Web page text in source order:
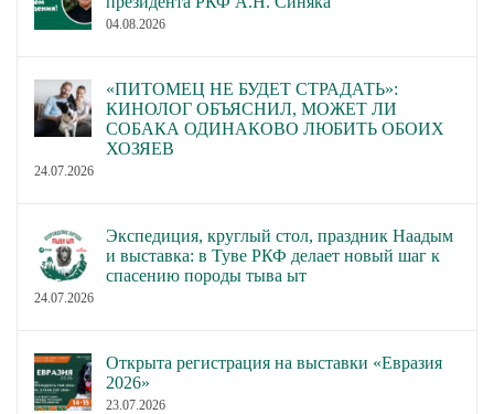
04.08.2026
«ПИТОМЕЦ НЕ БУДЕТ СТРАДАТЬ»:
КИНОЛОГ ОБЪЯСНИЛ, МОЖЕТ ЛИ
СОБАКА ОДИНАКОВО ЛЮБИТЬ ОБОИХ
ХОЗЯЕВ
24.07.2026
Экспедиция, круглый стол, праздник Наадым
и выставка: в Туве РКФ делает новый шаг к
спасению породы тыва ыт
24.07.2026
Открыта регистрация на выставки «Евразия
2026»
23.07.2026